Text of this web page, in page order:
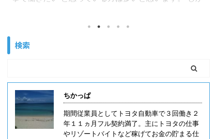
な。。。 という方もいると思います。 これは一般職や
して応募する転職サイトは少ないです。 特に職種に特
いのですが転職サイトは主に３種類あります。 転職サ
イトは直接 ...
検索
ちかっぱ
期間従業員としてトヨタ自動車で３回働き２
年１１ヵ月フル契約満了。主にトヨタの仕事
やリゾートバイトなど稼げてお金の貯まる仕